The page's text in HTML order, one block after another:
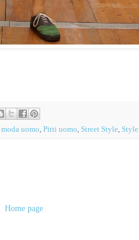
moda uomo, Pitti uomo, Street Style, Style
Home page